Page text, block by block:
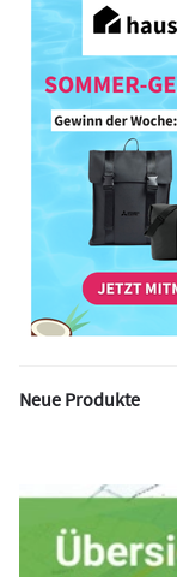
Neue Produkte